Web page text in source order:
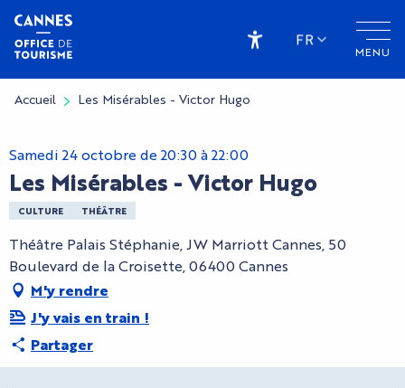
Aller
contenu
principal
MENU
Accessibilité
FR
Accueil Les Misérables - Victor Hugo
Samedi 24 octobre de 20:30 à 22:00
Les Misérables - Victor Hugo
CULTURE THÉÂTRE
Théâtre Palais Stéphanie, JW Marriott Cannes, 50
Boulevard de la Croisette, 06400 Cannes
M'y rendre
J'y vais en train !
Partager